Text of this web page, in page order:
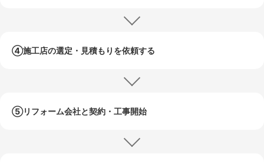
④施工店の選定・ 見積もりを依頼する
⑤リフォーム会社と契約・工事開始